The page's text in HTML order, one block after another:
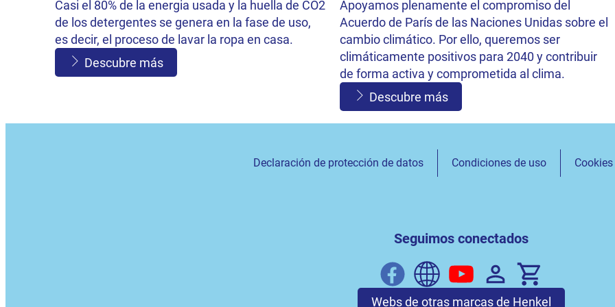
Casi el 80% de la energia usada y la huella de CO2
de los detergentes se genera en la fase de uso,
es decir, el proceso de lavar la ropa en casa.
Descubre más
Apoyamos plenamente el compromiso del
Acuerdo de París de las Naciones Unidas sobre el
cambio climático. Por ello, queremos ser
climáticamente positivos para 2040 y contribuir
de forma activa y comprometida al clima.
Descubre más
Declaración de protección de datos Condiciones de uso Cookies
Seguimos conectados
Webs de otras marcas de Henkel